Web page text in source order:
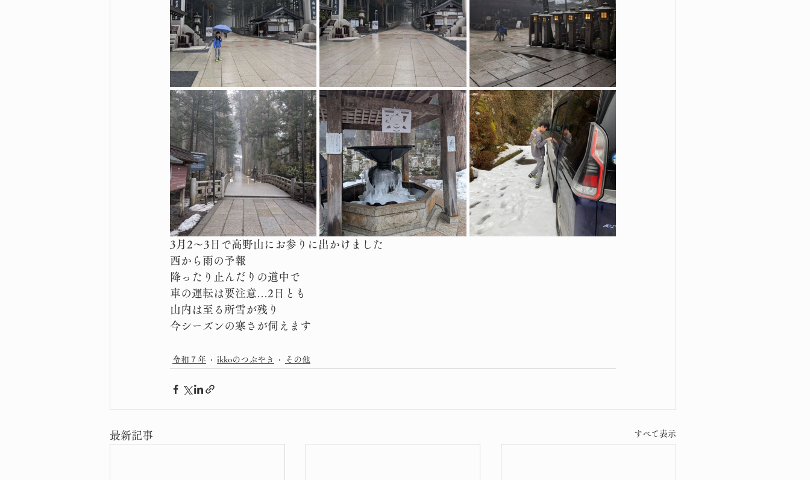
3月2〜3日で高野山にお参りに出かけました
西から雨の予報
降ったり止んだりの道中で
車の運転は要注意…2日とも
山内は至る所雪が残り
今シーズンの寒さが伺えます
令和７年 ikkoのつぶやき その他
最新記事 すべて表示